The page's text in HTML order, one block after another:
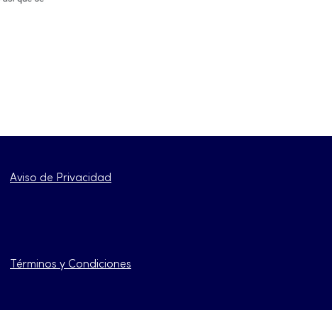
Aviso de Privacidad
Términos y Condiciones